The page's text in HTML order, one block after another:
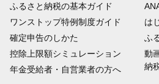
ふるさと納税の基本ガイド
ワンストップ特例制度ガイド
確定申告のしかた
控除上限額シミュレーション
年金受給者・自営業者の方へ
は
ふ
動
納